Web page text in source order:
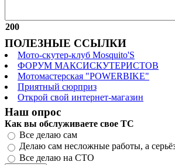
200
ПОЛЕЗНЫЕ ССЫЛКИ
Мото-скутер-клуб Mosquito'S
ФОРУМ МАКСИСКУТЕРИСТОВ
Мотомастерская "POWERBIKE"
Приятный сюрприз
Открой свой интернет-магазин
Наш опрос
Как вы обслуживаете свое ТС
Все делаю сам
Делаю сам несложные работы, а
Все делаю на СТО